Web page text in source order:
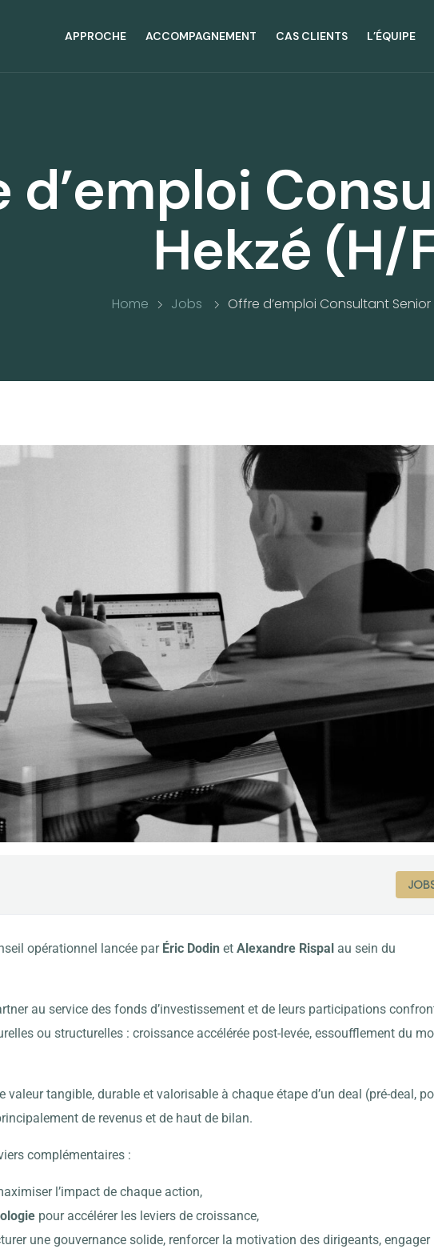
APPROCHE ACCOMPAGNEMENT CAS CLIENTS L’ÉQUIPE
d’emploi
Hekzé (H/
Home Jobs Offre d’emploi Consultant Senior
opérationnel lancée par Éric Dodin et Alexandre Rispal au sein du
au service des fonds d’investissement et de leurs participations
ou structurelles : croissance accélérée post-levée, essoufflement du
valeur tangible, durable et valorisable à chaque étape d’un deal (pré-deal,
de revenus et de haut de bilan.
complémentaires :
l’impact de chaque action,
pour accélérer les leviers de croissance,
une gouvernance solide, renforcer la motivation des dirigeants, engager